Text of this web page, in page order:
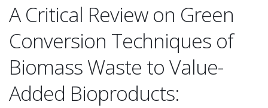
A Critical Review on Green
Conversion Techniques of
Biomass Waste to Value-
Added Bioproducts: